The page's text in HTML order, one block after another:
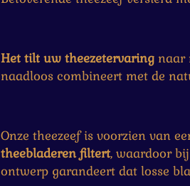
0
s
r
r
e
e e
r
e
e
r
e
e
r
e
e
r
e
Het tilt uw theezetervaring naar
naadloos combineert met de
Onze theezeef is voorzien van
theebladeren filtert, waardoor
ontwerp garandeert dat losse